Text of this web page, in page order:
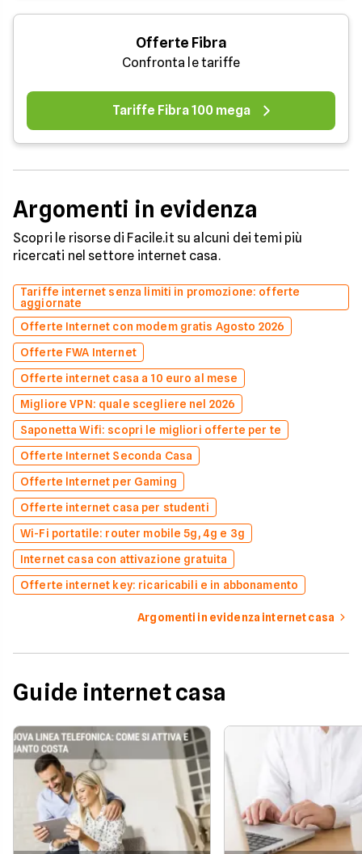
Offerte Fibra
Confronta le tariffe
Tariffe Fibra 100 mega
Argomenti in evidenza
Scopri le risorse di Facile.it su alcuni dei temi più
ricercati nel settore internet casa.
Tariffe internet senza limiti in promozione: offerte
aggiornate
Offerte Internet con modem gratis Agosto 2026
Offerte FWA Internet
Offerte internet casa a 10 euro al mese
Migliore VPN: quale scegliere nel 2026
Saponetta Wifi: scopri le migliori offerte per te
Offerte Internet Seconda Casa
Offerte Internet per Gaming
Offerte internet casa per studenti
Wi-Fi portatile: router mobile 5g, 4g e 3g
Internet casa con attivazione gratuita
Offerte internet key: ricaricabili e in abbonamento
Argomenti in evidenza internet casa
Guide internet casa